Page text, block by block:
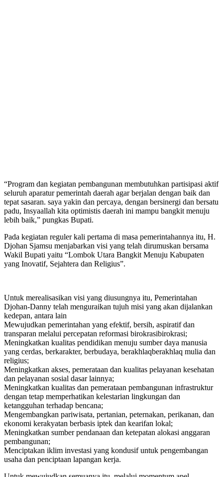
“Program dan kegiatan pembangunan membutuhkan partisipasi aktif
seluruh aparatur pemerintah daerah agar berjalan dengan baik dan
tepat sasaran. saya yakin dan percaya, dengan bersinergi dan bersatu
padu, Insyaallah kita optimistis daerah ini mampu bangkit menuju
lebih baik,” pungkas Bupati.
Pada kegiatan reguler kali pertama di masa pemerintahannya itu, H.
Djohan Sjamsu menjabarkan visi yang telah dirumuskan bersama
Wakil Bupati yaitu “Lombok Utara Bangkit Menuju Kabupaten
yang Inovatif, Sejahtera dan Religius”.
Untuk merealisasikan visi yang diusungnya itu, Pemerintahan
Djohan-Danny telah menguraikan tujuh misi yang akan dijalankan
kedepan, antara lain
Mewujudkan pemerintahan yang efektif, bersih, aspiratif dan
transparan melalui percepatan reformasi birokrasibirokrasi;
Meningkatkan kualitas pendidikan menuju sumber daya manusia
yang cerdas, berkarakter, berbudaya, berakhlaqberakhlaq mulia dan
religius;
Meningkatkan akses, pemerataan dan kualitas pelayanan kesehatan
dan pelayanan sosial dasar lainnya;
Meningkatkan kualitas dan pemerataan pembangunan infrastruktur
dengan tetap memperhatikan kelestarian lingkungan dan
ketangguhan terhadap bencana;
Mengembangkan pariwisata, pertanian, peternakan, perikanan, dan
ekonomi kerakyatan berbasis iptek dan kearifan lokal;
Meningkatkan sumber pendanaan dan ketepatan alokasi anggaran
pembangunan;
Menciptakan iklim investasi yang kondusif untuk pengembangan
usaha dan penciptaan lapangan kerja.